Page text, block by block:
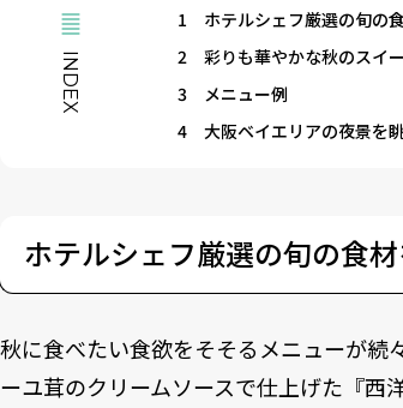
INDEX
1
ホテルシェフ厳選の旬の
2
彩りも華やかな秋のスイ
3
メニュー例
4
大阪ベイエリアの夜景を
ホテルシェフ厳選の旬の食
秋に食べたい食欲をそそるメニューが続
ーユ茸のクリームソースで仕上げた『西